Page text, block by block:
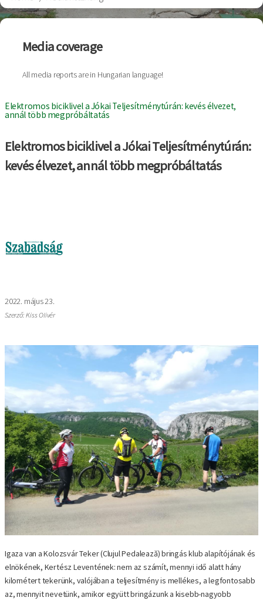
Media coverage
All media reports are in Hungarian language!
Elektromos biciklivel a Jókai Teljesítménytúrán: kevés élvezet,
annál több megpróbáltatás
Elektromos biciklivel a Jókai Teljesítménytúrán:
kevés élvezet, annál több megpróbáltatás
2022. május 23.
Szerző: Kiss Olivér
Igaza van a Kolozsvár Teker (Clujul Pedalează) bringás klub alapítójának és
elnökének, Kertész Leventének: nem az számít, mennyi idő alatt hány
kilométert tekerünk, valójában a teljesítmény is mellékes, a legfontosabb
az, mennyit nevetünk, amikor együtt bringázunk a kisebb-nagyobb